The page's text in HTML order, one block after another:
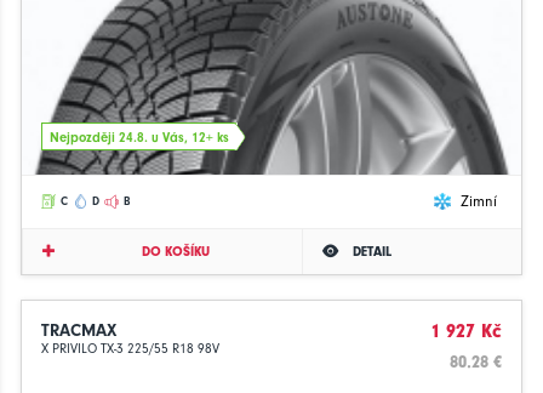
Nejpozději 24.8. u Vás, 12+ ks
C D B Zimní
DO KOŠÍKU DETAIL
TRACMAX
X PRIVILO TX-3 225/55 R18 98V
1 927 Kč
80.28 €